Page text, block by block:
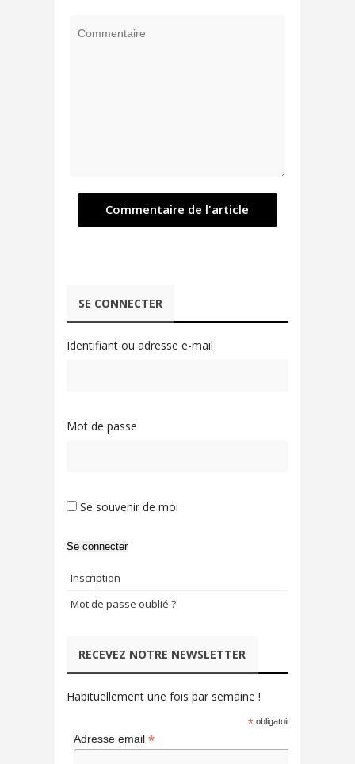
SE CONNECTER
Identifiant ou adresse e-mail
Mot de passe
Se souvenir de moi
Se connecter
Inscription
Mot de passe oublié ?
RECEVEZ NOTRE NEWSLETTER
Habituellement une fois par semaine !
* obligatoire
Adresse email *